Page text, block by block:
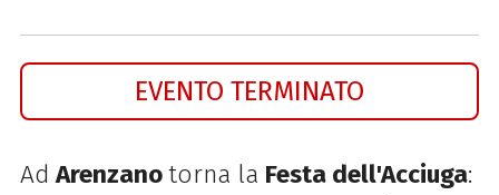
EVENTO TERMINATO
AdArenzanotorna la Festa dell'Acciuga: